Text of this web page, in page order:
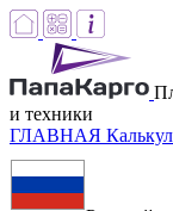
и техники
ГЛАВНАЯ